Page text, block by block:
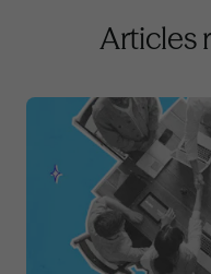
Articles